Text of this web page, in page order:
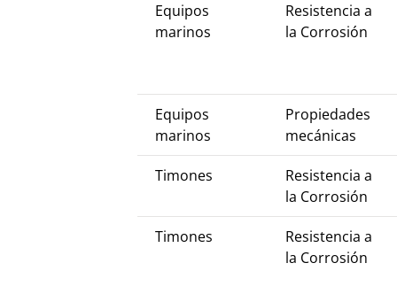
Equipos
marinos
Resistencia a
la Corrosión
Equipos
marinos
Propiedades
mecánicas
Timones
Resistencia a
la Corrosión
Timones
Resistencia a
la Corrosión